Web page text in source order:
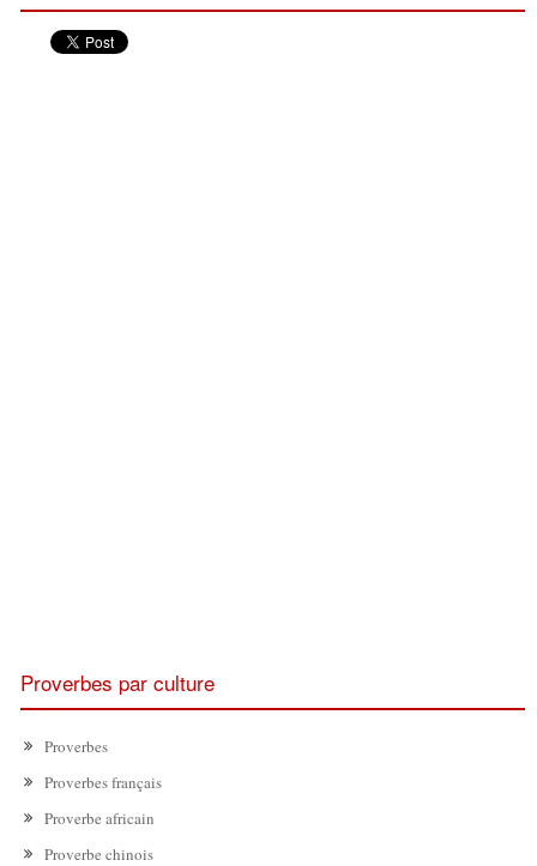
Proverbes par culture
Proverbes
Proverbes français
Proverbe africain
Proverbe chinois